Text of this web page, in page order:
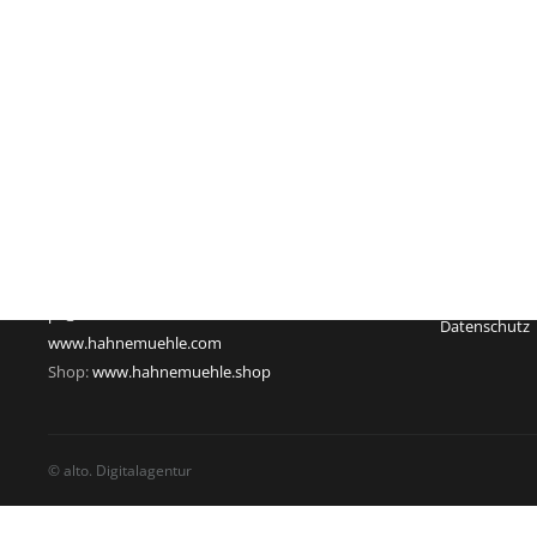
www.hahnemuehle.com
Shop:www.hahnemuehle.shop
Datenschutz
© alto. Digitalagentur